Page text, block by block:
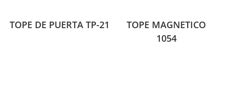
TOPE DE PUERTA TP-21
TOPE MAGNETICO
1054